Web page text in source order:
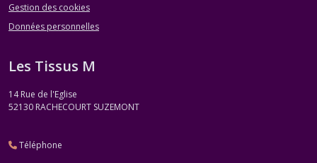
Gestion des cookies
Données personnelles
Les Tissus M
14 Rue de l'Eglise
52130 RACHECOURT SUZEMONT
Téléphone